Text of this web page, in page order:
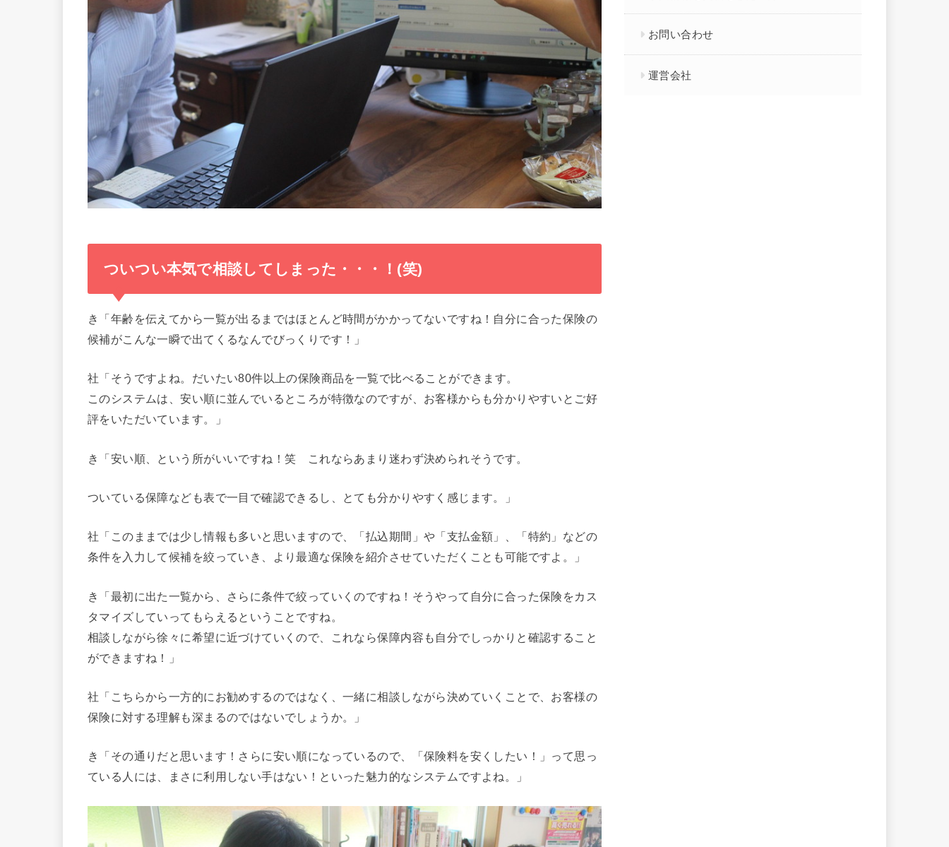
ついつい本気で相談してしまった・・・！(笑)
き「年齢を伝えてから一覧が出るまではほとんど時間がかかってないですね！自分に合った保険の
候補がこんな一瞬で出てくるなんでびっくりです！」
社「そうですよね。だいたい80件以上の保険商品を一覧で比べることができます。
このシステムは、安い順に並んでいるところが特徴なのですが、お客様からも分かりやすいとご好
評をいただいています。」
き「安い順、という所がいいですね！笑 これならあまり迷わず決められそうです。
ついている保障なども表で一目で確認できるし、とても分かりやすく感じます。」
社「このままでは少し情報も多いと思いますので、「払込期間」や「支払金額」、「特約」などの
条件を入力して候補を絞っていき、より最適な保険を紹介させていただくことも可能ですよ。」
き「最初に出た一覧から、さらに条件で絞っていくのですね！そうやって自分に合った保険をカス
タマイズしていってもらえるということですね。
相談しながら徐々に希望に近づけていくので、これなら保障内容も自分でしっかりと確認すること
ができますね！」
社「こちらから一方的にお勧めするのではなく、一緒に相談しながら決めていくことで、お客様の
保険に対する理解も深まるのではないでしょうか。」
き「その通りだと思います！さらに安い順になっているので、「保険料を安くしたい！」って思っ
ている人には、まさに利用しない手はない！といった魅力的なシステムですよね。」
お問い合わせ
運営会社